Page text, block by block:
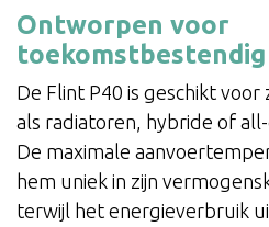
Ontworpen voor
De Flint P40 is geschikt
als radiatoren, hybride of
De maximale
hem uniek in zijn
terwijl het energieverbruik